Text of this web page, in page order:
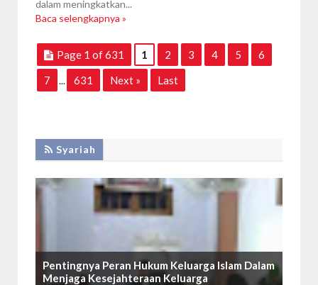
dalam meningkatkan...
Baca selengkapnya »
Page 1 of 631 1 2 3 4 5
6
7
... 631 Next » Last
Syariah
Pentingnya Peran Hukum Keluarga Islam Dalam
Menjaga Kesejahteraan Keluarga